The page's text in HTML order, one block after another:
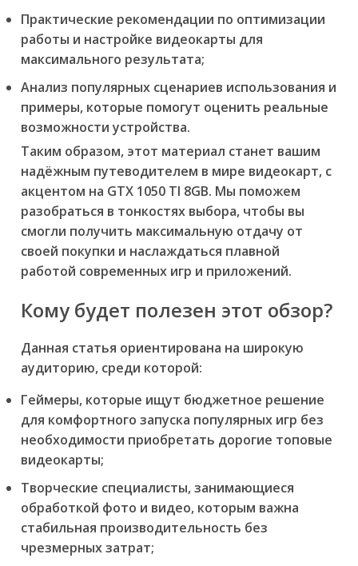
Практические рекомендации по оптимизации
работы и настройке видеокарты для
максимального результата;
Анализ популярных сценариев использования и
примеры, которые помогут оценить реальные
возможности устройства.
Таким образом, этот материал станет вашим
надёжным путеводителем в мире видеокарт, с
акцентом на GTX 1050 TI 8GB. Мы поможем
разобраться в тонкостях выбора, чтобы вы
смогли получить максимальную отдачу от
своей покупки и наслаждаться плавной
работой современных игр и приложений.
Кому будет полезен этот обзор?
Данная статья ориентирована на широкую
аудиторию, среди которой:
Геймеры, которые ищут бюджетное решение
для комфортного запуска популярных игр без
необходимости приобретать дорогие топовые
видеокарты;
Творческие специалисты, занимающиеся
обработкой фото и видео, которым важна
стабильная производительность без
чрезмерных затрат;